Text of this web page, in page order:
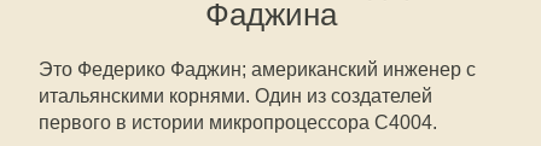
Фаджина
Это Федерико Фаджин; американский инженер с
итальянскими корнями. Один из создателей
первого в истории микропроцессора С4004.